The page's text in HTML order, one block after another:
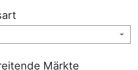
Märkte